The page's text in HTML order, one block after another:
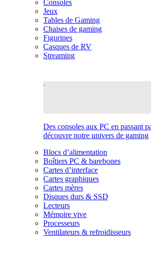
Consoles
Jeux
Tables de Gaming
Chaises de gaming
Figurines
Casques de RV
Streaming
Des consoles aux PC en passant
découvre notre univers de gaming
Blocs d’alimentation
Boîtiers PC & barebones
Cartes d’interface
Cartes graphiques
Cartes mères
Disques durs & SSD
Lecteurs
Mémoire vive
Processeurs
Ventilateurs & refroidisseurs